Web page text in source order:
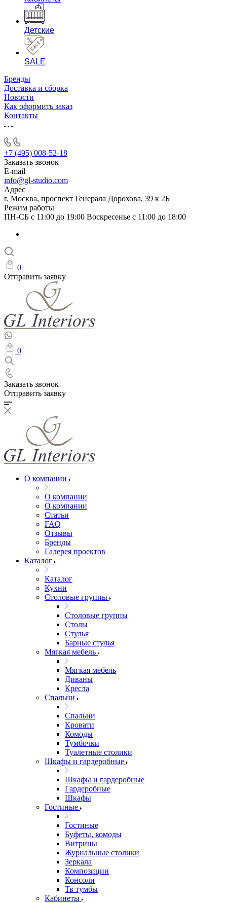
Детские
SALE
Бренды
Доставка и сборка
Новости
Как оформить заказ
Контакты
+7 (495) 008-52-18
Заказать звонок
E-mail
info@gl-studio.com
Адрес
г. Москва, проспект Генерала Дорохова, 39 к 2Б
Режим работы
ПН-СБ с 11:00 до 19:00 Воскресенье с 11:00 до 18:00
0
Отправить заявку
0
Заказать звонок
Отправить заявку
О компании
О компании
О компании
Статьи
FAQ
Отзывы
Бренды
Галерея проектов
Каталог
Каталог
Кухни
Столовые группы
Столовые группы
Столы
Стулья
Барные стулья
Мягкая мебель
Мягкая мебель
Диваны
Кресла
Спальни
Спальни
Кровати
Комоды
Тумбочки
Туалетные столики
Шкафы и гардеробные
Шкафы и гардеробные
Гардеробные
Шкафы
Гостиные
Гостиные
Буфеты, комоды
Витрины
Журнальные столики
Зеркала
Композиции
Консоли
Тв тумбы
Кабинеты